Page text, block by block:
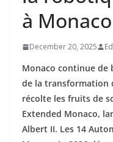
à
December 20, 2025
Monaco continue de
de la transformation
récolte les fruits de
Extended Monaco,
Albert II. Les 14